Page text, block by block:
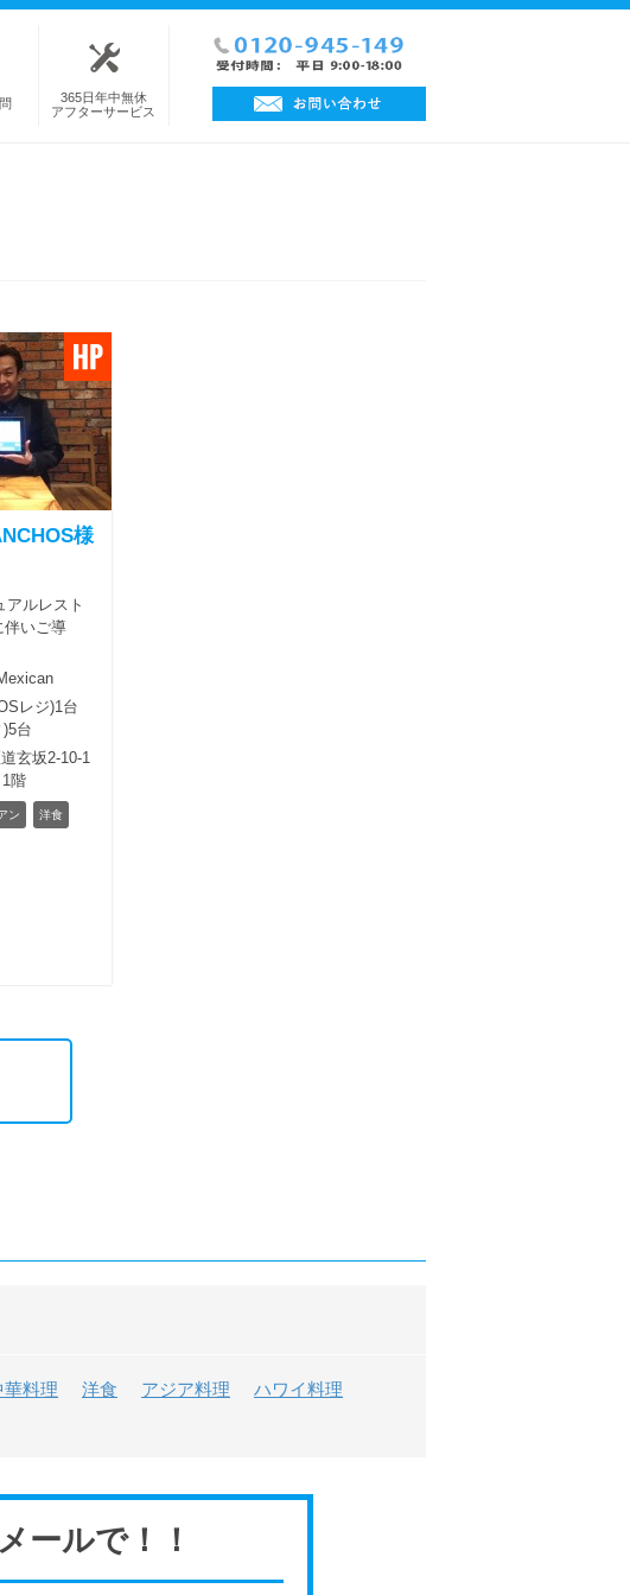
365日年中無休
アフターサービス
様
アルレスト
伴いご導
レジ)1台
台
玄坂2-10-1
階
ン 洋食
華料理 洋食 アジア料理
ハワイ料理
ールで！！